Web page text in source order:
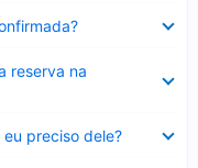
reserva na
preciso dele?